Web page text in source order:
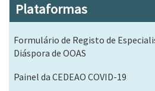
Plataformas
Formulário de Registo de
Diáspora de OOAS
Painel da CEDEAO COVID-19